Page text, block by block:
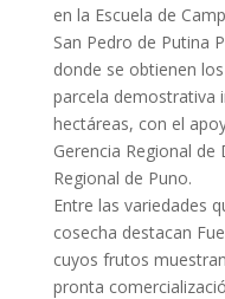
en la Escuela de
San Pedro de Putina
donde se obtienen
parcela demostrativa
hectáreas, con el
Gerencia Regional
Regional de Puno.
Entre las variedades
cosecha destacan
cuyos frutos
pronta